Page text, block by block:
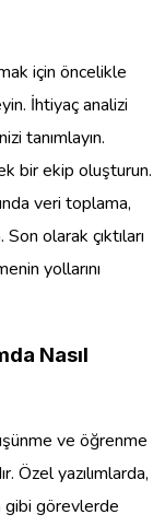
için öncelikle
İhtiyaç analizi
tanımlayın.
bir ekip oluşturun.
veri toplama,
olarak çıktıları
yollarını
Nasıl
ve öğrenme
Özel yazılımlarda,
gibi görevlerde